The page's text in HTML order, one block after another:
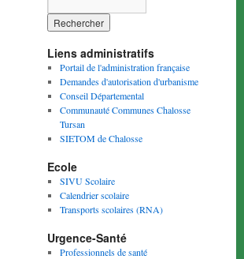
Liens administratifs
Portail de l'administration française
Demandes d'autorisation d'urbanisme
Conseil Départemental
Communauté Communes Chalosse
Tursan
SIETOM de Chalosse
Ecole
SIVU Scolaire
Calendrier scolaire
Transports scolaires (RNA)
Urgence-Santé
Professionnels de santé